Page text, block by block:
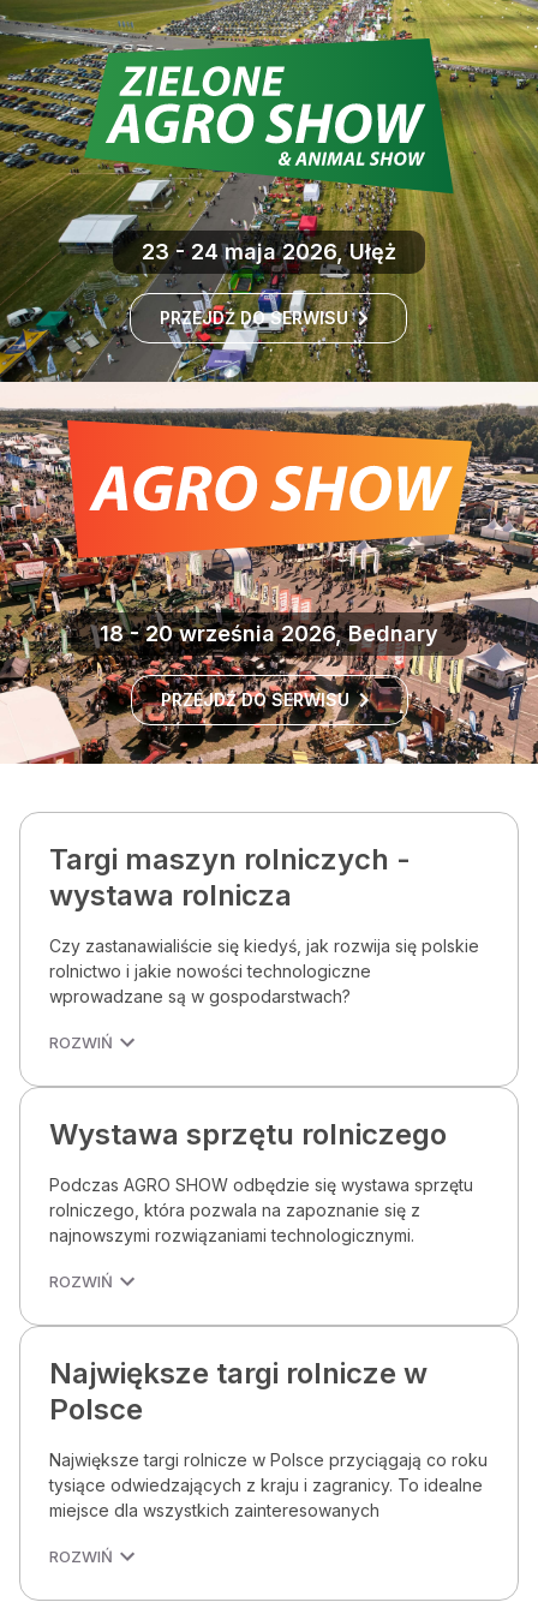
23 - 24 maja 2026, Ułęż
PRZEJDŹ DO SERWISU
18 - 20 września 2026, Bednary
PRZEJDŹ DO SERWISU
Targi maszyn rolniczych -
wystawa rolnicza
Czy zastanawialiście się kiedyś, jak rozwija się polskie
rolnictwo i jakie nowości technologiczne
wprowadzane są w gospodarstwach?
ROZWIŃ
Wystawa sprzętu rolniczego
Podczas AGRO SHOW odbędzie się wystawa sprzętu
rolniczego, która pozwala na zapoznanie się z
najnowszymi rozwiązaniami technologicznymi.
ROZWIŃ
Największe targi rolnicze w
Polsce
Największe targi rolnicze w Polsce przyciągają co roku
tysiące odwiedzających z kraju i zagranicy. To idealne
miejsce dla wszystkich zainteresowanych
ROZWIŃ